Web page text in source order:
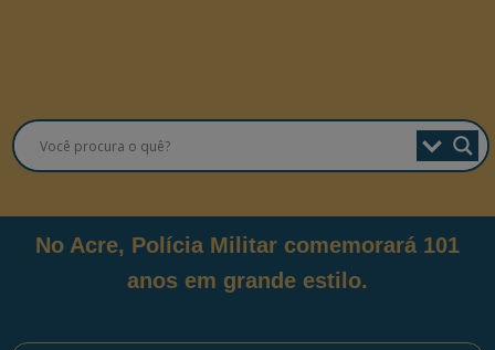
No Acre, Polícia Militar comemorará 101
anos em grande estilo.